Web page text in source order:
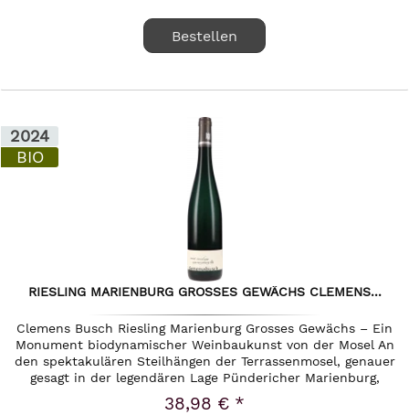
Bestellen
2024
BIO
RIESLING MARIENBURG GROSSES GEWÄCHS CLEMENS...
Clemens Busch Riesling Marienburg Grosses Gewächs – Ein
Monument biodynamischer Weinbaukunst von der Mosel An
den spektakulären Steilhängen der Terrassenmosel, genauer
gesagt in der legendären Lage Pündericher Marienburg,
entsteht einer...
38,98 € *